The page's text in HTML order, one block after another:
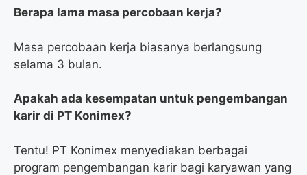
Berapa lama masa percobaan kerja?
Masa percobaan kerja biasanya berlangsung
selama 3 bulan.
Apakah ada kesempatan untuk pengembangan
karir di PT Konimex?
Tentu! PT Konimex menyediakan berbagai
program pengembangan karir bagi karyawan yang